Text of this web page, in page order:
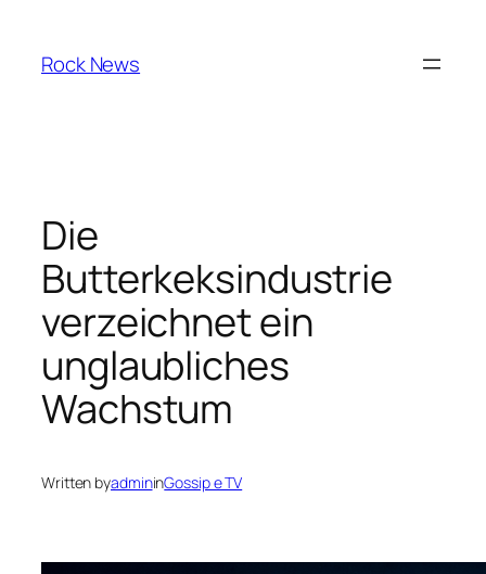
content
Rock News
Die
Butterkeksindustrie
verzeichnet ein
unglaubliches
Wachstum
Written byadmininGossip e TV